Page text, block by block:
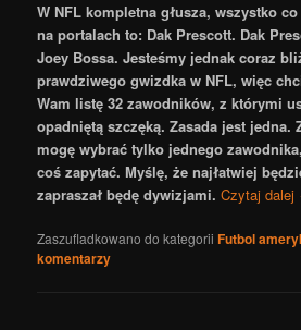
W NFL kompletna głusza, wszystko
na portalach to: Dak Prescott. Dak
Joey Bossa. Jesteśmy jednak coraz
prawdziwego gwizdka w NFL, więc
Wam listę 32 zawodników, z którymi
opadniętą szczęką. Zasada jest jedna.
mogę wybrać tylko jednego
coś zapytać. Myślę, że najłatwiej
zapraszał będę dywizjami. Czytaj dalej
Zaszufladkowano do kategorii Futbol
komentarzy